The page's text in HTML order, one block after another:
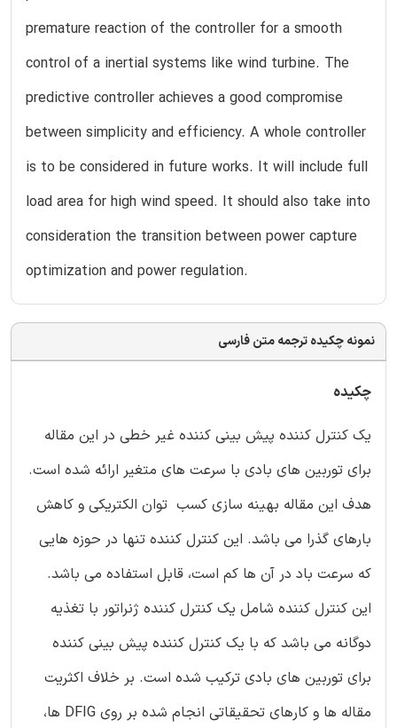
premature reaction of the controller for a smooth
control of a inertial systems like wind turbine. The
predictive controller achieves a good compromise
between simplicity and efficiency. A whole controller
is to be considered in future works. It will include full
load area for high wind speed. It should also take into
consideration the transition between power capture
optimization and power regulation.
نمونه چکیده ترجمه متن فارسی
چکیده
یک کنترل کننده پیش بینی کننده غیر خطی در این مقاله
برای توربین های بادی با سرعت های متغیر ارائه شده است.
هدف این مقاله بهینه سازی کسب توان الکتریکی و کاهش
بارهای گذرا می باشد. این کنترل کننده تنها در حوزه هایی
که سرعت باد در آن ها کم است، قابل استفاده می باشد.
این کنترل کننده شامل یک کنترل کننده ژنراتور با تغذیه
دوگانه می باشد که با یک کنترل کننده پیش بینی کننده
برای توربین های بادی ترکیب شده است. بر خلاف اکثریت
مقاله ها و کارهای تحقیقاتی انجام شده بر روی DFIG ها،